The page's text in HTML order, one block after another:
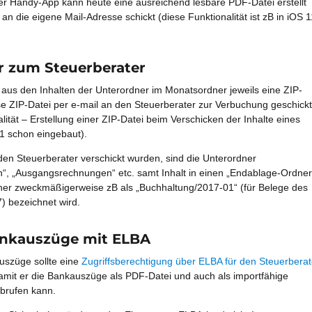
die eigene Mail-Adresse schickt (diese Funktionalität ist zB in iOS
zum Steuerberater
den Inhalten der Unterordner im Monatsordner jeweils eine ZIP-
ZIP-Datei per e-mail an den Steuerberater zur Verbuchung geschickt
– Erstellung einer ZIP-Datei beim Verschicken der Inhalte eines
schon eingebaut).
Steuerberater verschickt wurden, sind die Unterordner
„Ausgangsrechnungen“ etc. samt Inhalt in einen „Endablage-
zweckmäßigerweise zB als „Buchhaltung/2017-01“ (für Belege des
bezeichnet wird.
mit ELBA
sollte eine Zugriffsberechtigung über ELBA für den
er die Bankauszüge als PDF-Datei und auch als importfähige
kann.